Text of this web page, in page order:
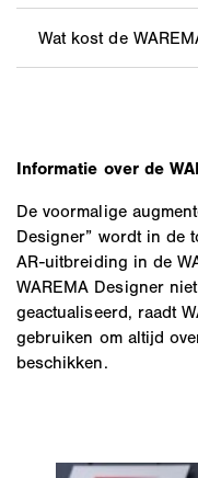
Zodra u met uw
mogelijkheid een
Informatie over de
De voormalige
Designer” wordt in de
AR-uitbreiding in de
WAREMA Designer
geactualiseerd, raadt
gebruiken om altijd
beschikken.